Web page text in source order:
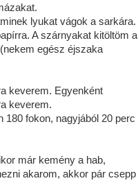
lyukat vágok a sarkára.
A szárnyakat kitöltöm a
egész éjszaka
keverem. Egyenként
keverem.
180 fokon, nagyjából 20 perc
már kemény a hab,
akarom, akkor pár csepp